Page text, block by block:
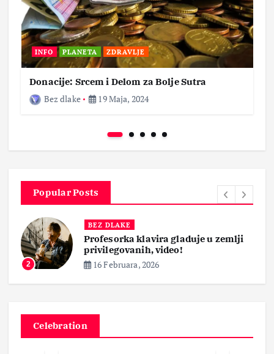
INFO PLANETA ZDRAVLJE
Donacije: Srcem i Delom za Bolje Sutra
Bez dlake
19 Maja, 2024
Popular Posts
2
BEZ DLAKE
Profesorka klavira gladuje u zemlji
privilegovanih, video!
16 Februara, 2026
Celebration